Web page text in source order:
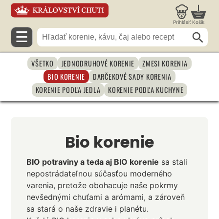
Prihlásiť Košík
☰
VŠETKO JEDNODRUHOVÉ KORENIE
ZMESI KORENIA
BIO KORENIE
DARČEKOVÉ SADY KORENIA
KORENIE PODĽA JEDLA
KORENIE PODĽA KUCHYNE
Bio korenie
BIO potraviny a teda aj BIO korenie sa stali
nepostrádateľnou súčasťou moderného
varenia, pretože obohacuje naše pokrmy
nevšednými chuťami a arómami, a zároveň
sa stará o naše zdravie i planétu.